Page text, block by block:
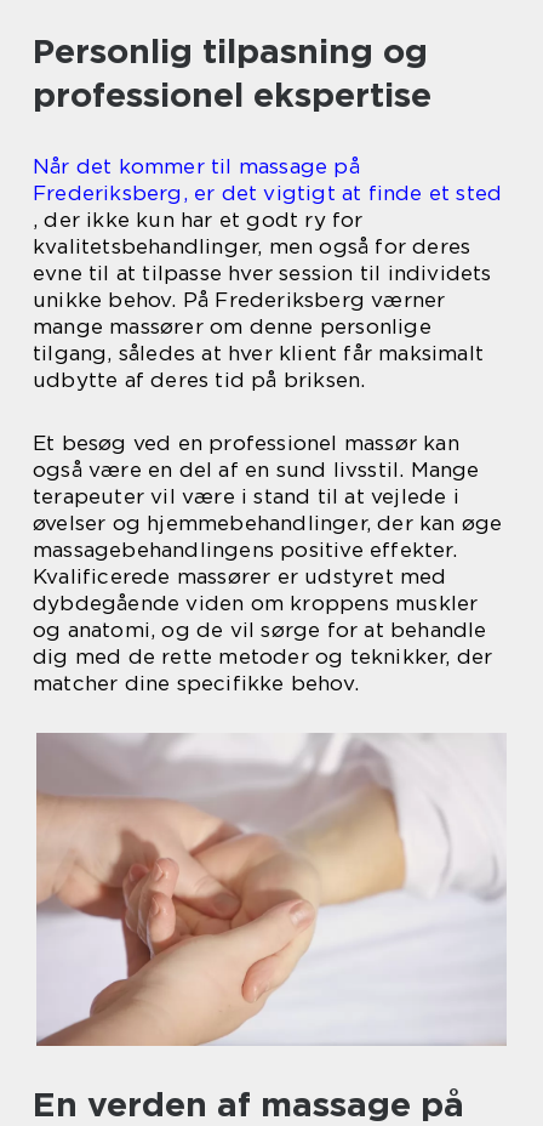
Personlig tilpasning og
professionel ekspertise
Når det kommer til massage på
Frederiksberg, er det vigtigt at finde et sted
, der ikke kun har et godt ry for
kvalitetsbehandlinger, men også for deres
evne til at tilpasse hver session til individets
unikke behov. På Frederiksberg værner
mange massører om denne personlige
tilgang, således at hver klient får maksimalt
udbytte af deres tid på briksen.
Et besøg ved en professionel massør kan
også være en del af en sund livsstil. Mange
terapeuter vil være i stand til at vejlede i
øvelser og hjemmebehandlinger, der kan øge
massagebehandlingens positive effekter.
Kvalificerede massører er udstyret med
dybdegående viden om kroppens muskler
og anatomi, og de vil sørge for at behandle
dig med de rette metoder og teknikker, der
matcher dine specifikke behov.
En verden af massage på